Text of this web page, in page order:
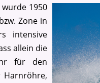
1950
Zone in
intensive
allein die
für den
Harnröhre,